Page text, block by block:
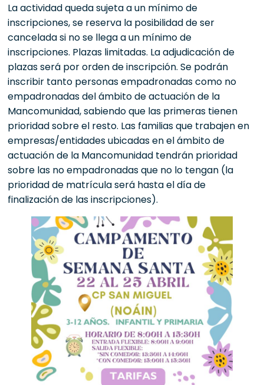
La actividad queda sujeta a un mínimo de
inscripciones, se reserva la posibilidad de ser
cancelada si no se llega a un mínimo de
inscripciones. Plazas limitadas. La adjudicación de
plazas será por orden de inscripción. Se podrán
inscribir tanto personas empadronadas como no
empadronadas del ámbito de actuación de la
Mancomunidad, sabiendo que las primeras tienen
prioridad sobre el resto. Las familias que trabajen en
empresas/entidades ubicadas en el ámbito de
actuación de la Mancomunidad tendrán prioridad
sobre las no empadronadas que no lo tengan (la
prioridad de matrícula será hasta el día de
finalización de las inscripciones).